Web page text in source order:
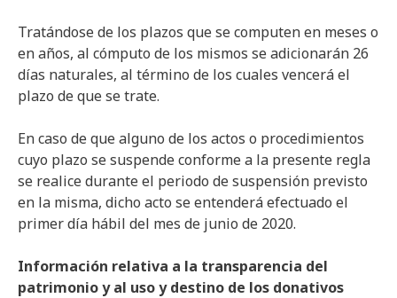
Tratándose de los plazos que se computen en meses o
en años, al cómputo de los mismos se adicionarán 26
días naturales, al término de los cuales vencerá el
plazo de que se trate.
En caso de que alguno de los actos o procedimientos
cuyo plazo se suspende conforme a la presente regla
se realice durante el periodo de suspensión previsto
en la misma, dicho acto se entenderá efectuado el
primer día hábil del mes de junio de 2020.
Información relativa a la transparencia del
patrimonio y al uso y destino de los donativos